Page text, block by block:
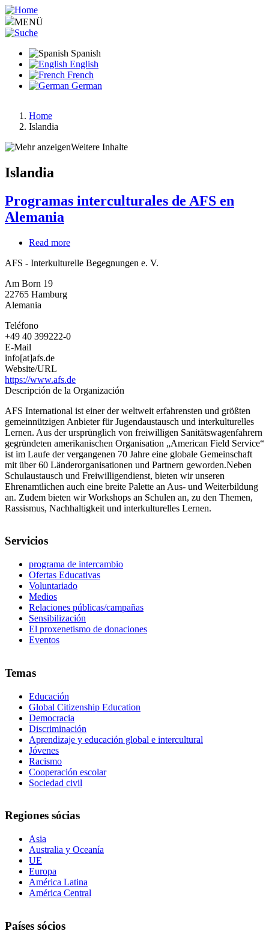
Pasar
al
contenido
MENÜ
Spanish
English
French
German
Ruta
de
Home
Islandia
Weitere Inhalte
Islandia
Programas interculturales de AFS en
Alemania
Read more
interculturales
AFS - Interkulturelle Begegnungen e. V.
Am Born 19
22765 Hamburg
Alemania
Teléfono
+49 40 399222-0
E-Mail
info[at]afs.de
Website/URL
https://www.afs.de
Descripción de la Organización
AFS International ist einer der weltweit erfahrensten und größten
gemeinnützigen Anbieter für Jugendaustausch und interkulturelles
Lernen. Aus der ursprünglich von freiwilligen Sanitätswagenfahrern
gegründeten amerikanischen Organisation „American Field Service“
ist im Laufe der vergangenen 70 Jahre eine globale Gemeinschaft
mit über 60 Länderorganisationen und Partnern geworden.Neben
Schulaustausch und Freiwilligendienst, bieten wir unseren
Ehrenamtlichen auch eine breite Palette an Aus- und Weiterbildung
an. Zudem bieten wir Workshops an Schulen an, zu den Themen,
Rassismus, Nachhaltigkeit und interkulturelles Lernen.
Servicios
programa de intercambio
Ofertas Educativas
Voluntariado
Medios
Relaciones públicas/campañas
Sensibilización
El proxenetismo de donaciones
Eventos
Temas
Educación
Global Citizenship Education
Democracia
Discriminación
Aprendizaje y educación global e intercultural
Jóvenes
Racismo
Cooperación escolar
Sociedad civil
Regiones sócias
Asia
Australia y Oceanía
UE
Europa
América Latina
América Central
Países sócios